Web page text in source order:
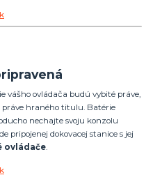
vášho ovládača budú vybité práve,
práve hraného titulu. Batérie
nechajte svoju konzolu
pripojenej dokovacej stanice s jej
ovládače.